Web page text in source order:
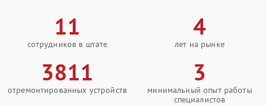
11
сотрудников в штате
4
лет на рынке
3811
отремонтированных устройств
3
минимальный опыт работы
специалистов